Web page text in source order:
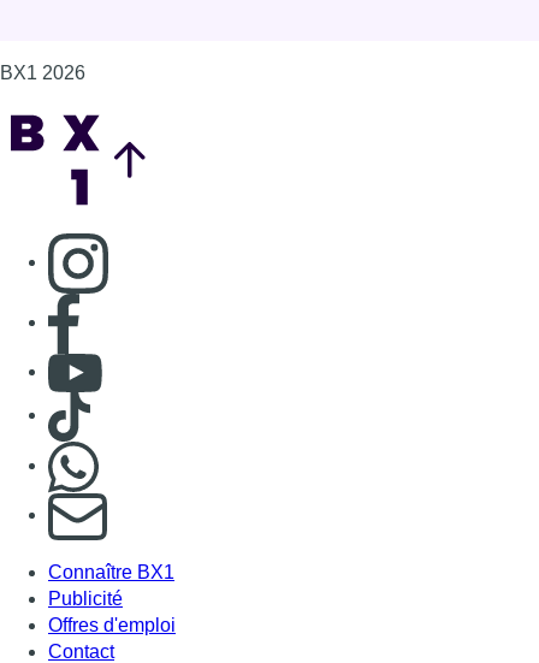
BX1 2026
Consulter page Instagram
Consulter page Facebook
Consulter Youtube
Consulter TikTok
S'abonner à notre newsletter
Connaître BX1
Publicité
Offres d'emploi
Contact